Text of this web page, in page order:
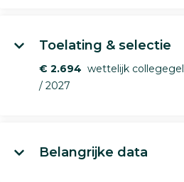
Toelating & selectie
€ 2.694 wettelijk
/ 2027
Belangrijke data